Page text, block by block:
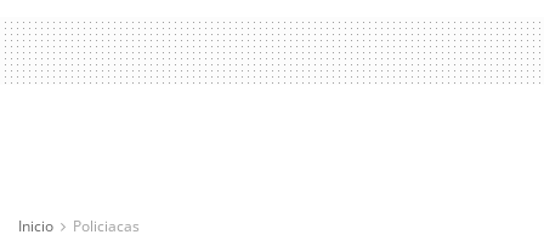
Inicio Policiacas